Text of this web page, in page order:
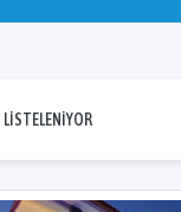
LİSTELENİYOR